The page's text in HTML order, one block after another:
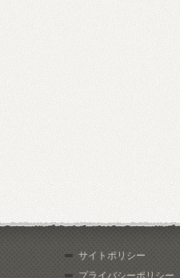
サイトポリシー
プライバシーポリシー